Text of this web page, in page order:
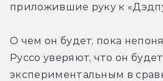
приложившие руку к
О чем он будет, пока
Руссо уверяют, что он
экспериментальным в